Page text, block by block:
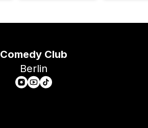
Comedy Club
Berlin